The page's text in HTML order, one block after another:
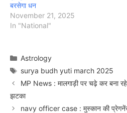
बरसेगा धन
November 21, 2025
In "National"
Categories
Astrology
Tags
surya budh yuti march 2025
MP News : मालगाड़ी पर चढ़े कर बना
झटका
navy officer case : मुस्कान की